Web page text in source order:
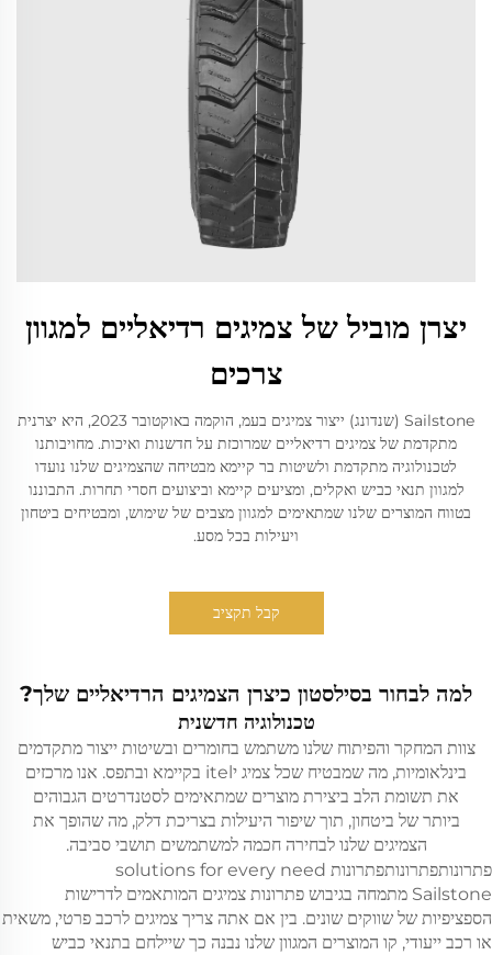
יצרן מוביל של צמיגים רדיאליים למגוון
צרכים
Sailstone (שנדונג) ייצור צמיגים בעמ, הוקמה באוקטובר 2023, היא יצרנית
מתקדמת של צמיגים רדיאליים שמרוכזת על חדשנות ואיכות. מחויבותנו
לטכנולוגיה מתקדמת ולשיטות בר קיימא מבטיחה שהצמיגים שלנו נועדו
למגוון תנאי כביש ואקלים, ומציעים קיימא וביצועים חסרי תחרות. התבוננו
בטווח המוצרים שלנו שמתאימים למגוון מצבים של שימוש, ומבטיחים ביטחון
ויעילות בכל מסע.
קבל תקציב
למה לבחור בסילסטון כיצרן הצמיגים הרדיאליים שלך?
טכנולוגיה חדשנית
צוות המחקר והפיתוח שלנו משתמש בחומרים ובשיטות ייצור מתקדמים
בינלאומיות, מה שמבטיח שכל צמיג יitel בקיימא ובתפס. אנו מרכזים
את תשומת הלב ביצירת מוצרים שמתאימים לסטנדרטים הגבוהים
ביותר של ביטחון, תוך שיפור היעילות בצריכת דלק, מה שהופך את
הצמיגים שלנו לבחירה חכמה למשתמשים תושבי סביבה.
פתרונותפתרונותפתרונות solutions for every need
Sailstone מתמחה בגיבוש פתרונות צמיגים המותאמים לדרישות
הספציפיות של שווקים שונים. בין אם אתה צריך צמיגים לרכב פרטי, משאית
או רכב ייעודי, קו המוצרים המגוון שלנו נבנה כך שיילחם בתנאי כביש